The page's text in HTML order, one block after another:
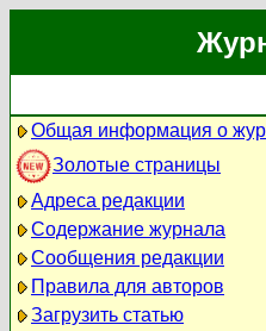
Общая информация о
Золотые страницы
Адреса редакции
Содержание журнала
Сообщения редакции
Правила для авторов
Загрузить статью